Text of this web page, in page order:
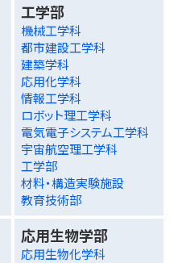
工学部
機械工学科
都市建設工学科
建築学科
応用化学科
情報工学科
ロボット理工学科
電気電子システム工学科
宇宙航空理工学科
工学部
材料・構造実験施設
教育技術部
応用生物学部
応用生物化学科